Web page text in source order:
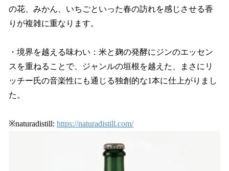
の花、みかん、いちごといった春の訪れを感じさせる香
りが複雑に重なります。
・境界を越える味わい：米と麹の発酵にジンのエッセン
スを重ねることで、ジャンルの垣根を越えた、まさにリ
ッチー氏の音楽性にも通じる独創的な1本に仕上がりまし
た。
※naturadistill: https://naturadistill.com/